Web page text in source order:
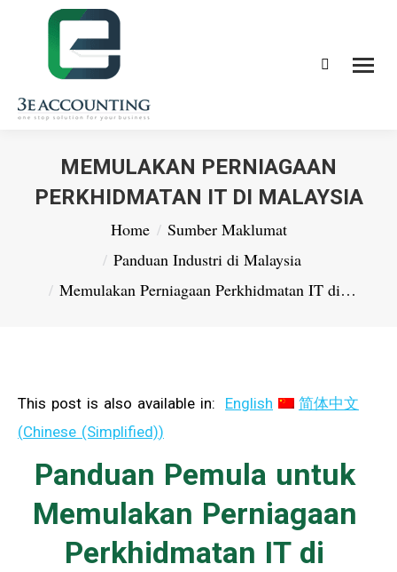
Search:
MEMULAKAN PERNIAGAAN
PERKHIDMATAN IT DI MALAYSIA
Home
Sumber Maklumat
Panduan Industri di Malaysia
Memulakan Perniagaan Perkhidmatan IT di…
This post is also available in: English
简体中文
(Chinese (Simplified))
Panduan Pemula untuk
Memulakan Perniagaan
Perkhidmatan IT di